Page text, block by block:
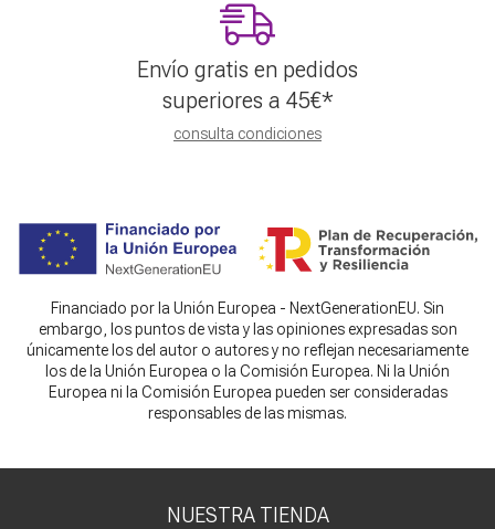
Envío gratis en pedidos
superiores a 45€*
consulta condiciones
Financiado por la Unión Europea - NextGenerationEU. Sin
embargo, los puntos de vista y las opiniones expresadas son
únicamente los del autor o autores y no reflejan necesariamente
los de la Unión Europea o la Comisión Europea. Ni la Unión
Europea ni la Comisión Europea pueden ser consideradas
responsables de las mismas.
NUESTRA TIENDA